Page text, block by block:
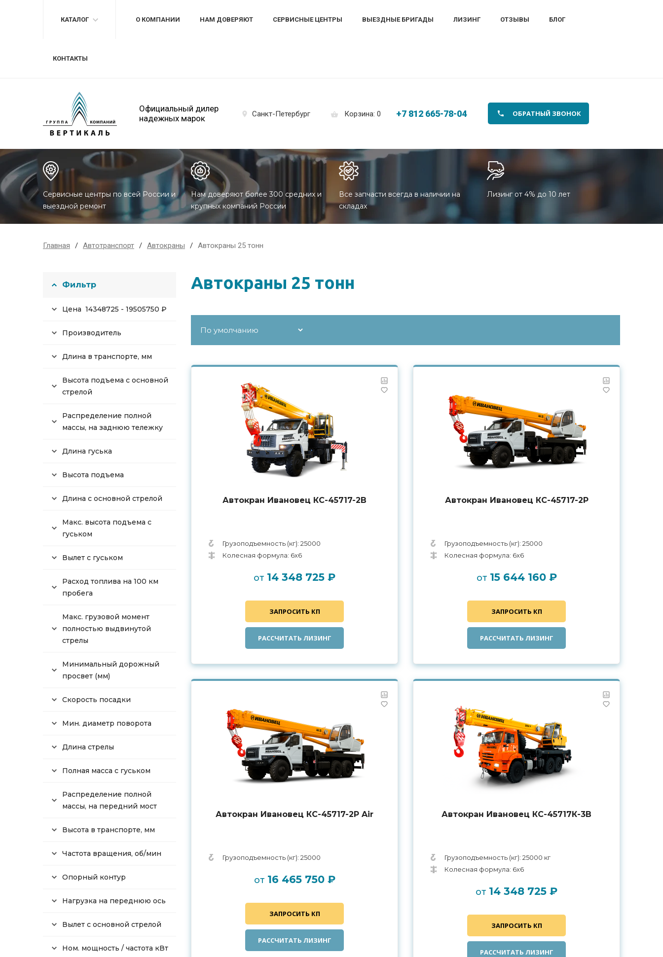
КАТАЛОГ О КОМПАНИИ НАМ ДОВЕРЯЮТ СЕРВИСНЫЕ ЦЕНТРЫ ВЫЕЗДНЫЕ БРИГАДЫ ЛИЗИНГ ОТЗЫВЫ БЛОГ
КОНТАКТЫ
Официальный дилер
надежных марок
Санкт-Петербург Корзина: 0 +7 812 665-78-04 ОБРАТНЫЙ ЗВОНОК
Сервисные центры по всей России и
выездной ремонт
Нам доверяют более 300 средних и
крупных компаний России
Все запчасти всегда в наличии на
складах
Лизинг от 4% до 10 лет
Главная Автотранспорт Автокраны Автокраны 25 тонн
Фильтр
Цена 14348725 - 19505750 ₽
Производитель
Длина в транспорте, мм
Высота подъема с основной
стрелой
Распределение полной
массы, на заднюю тележку
Длина гуська
Высота подъема
Длина с основной стрелой
Макс. высота подъема с
гуськом
Вылет с гуськом
Расход топлива на 100 км
пробега
Макс. грузовой момент
полностью выдвинутой
стрелы
Минимальный дорожный
просвет (мм)
Скорость посадки
Мин. диаметр поворота
Длина стрелы
Полная масса с гуськом
Распределение полной
массы, на передний мост
Высота в транспорте, мм
Частота вращения, об/мин
Опорный контур
Нагрузка на переднюю ось
Вылет с основной стрелой
Ном. мощность / частота кВт
Автокраны 25 тонн
Автокран Ивановец КС-45717-2В
Грузоподъемность (кг): 25000
Колесная формула: 6x6
от 14 348 725 ₽
ЗАПРОСИТЬ КП
РАССЧИТАТЬ ЛИЗИНГ
Автокран Ивановец КС-45717-2Р
Грузоподъемность (кг): 25000
Колесная формула: 6x6
от 15 644 160 ₽
ЗАПРОСИТЬ КП
РАССЧИТАТЬ ЛИЗИНГ
Автокран Ивановец КС-45717-2Р Air
Грузоподъемность (кг): 25000
от 16 465 750 ₽
ЗАПРОСИТЬ КП
РАССЧИТАТЬ ЛИЗИНГ
Автокран Ивановец КС-45717К-3В
Грузоподъемность (кг): 25000 кг
Колесная формула: 6x6
от 14 348 725 ₽
ЗАПРОСИТЬ КП
РАССЧИТАТЬ ЛИЗИНГ